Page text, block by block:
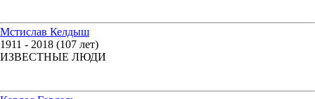
Мстислав Келдыш
1911 - 2018 (107 лет)
ИЗВЕСТНЫЕ ЛЮДИ